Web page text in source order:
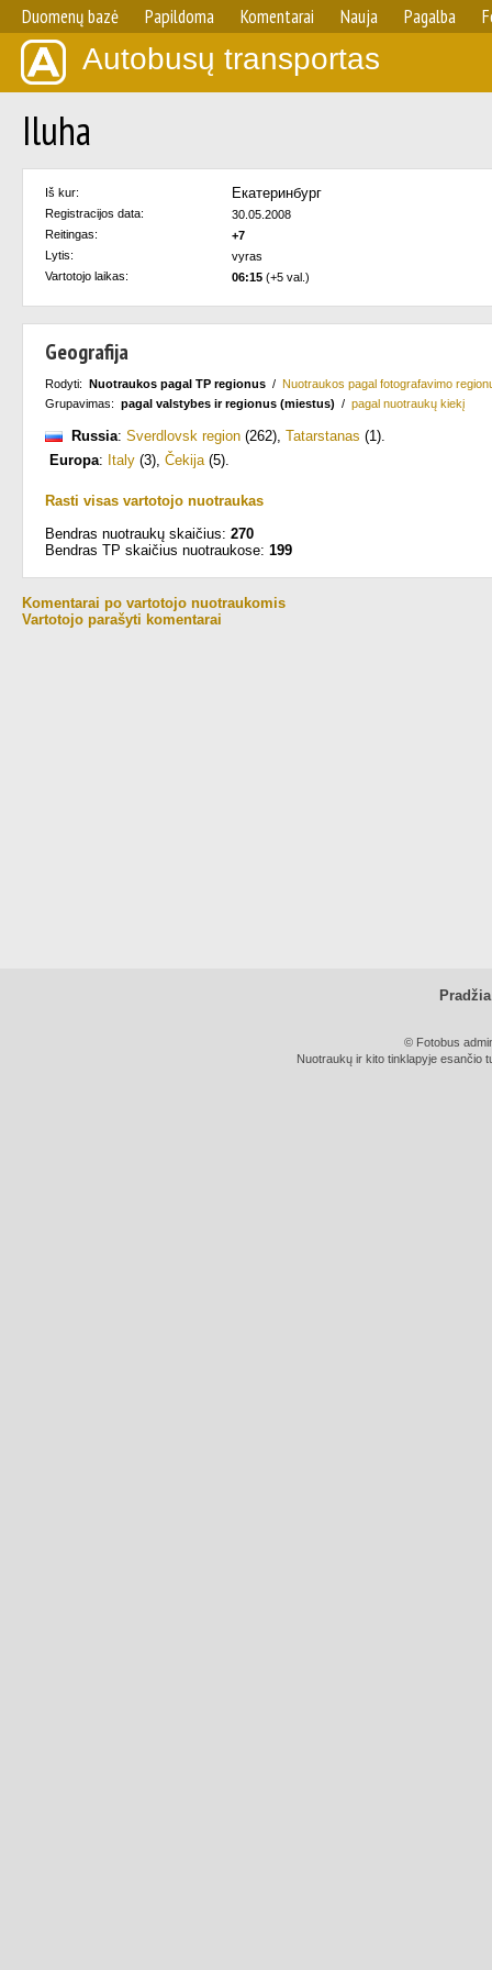
Duomenų bazė Papildoma Komentarai Nauja Pagalba
Autobusų transportas
Iluha
Iš kur: Екатеринбург
Registracijos data:
30.05.2008
Reitingas:
+7
Lytis:
vyras
Vartotojo laikas:
06:15 (+5 val.)
Geografija
Rodyti: Nuotraukos pagal TP regionus / Nuotraukos pagal fotografavimo
Grupavimas: pagal valstybes ir regionus (miestus) / pagal nuotraukų kiekį
Russia: Sverdlovsk region (262), Tatarstanas (1).
Europa: Italy (3), Čekija(5).
Rasti visas vartotojo nuotraukas
Bendras nuotraukų skaičius: 270
Bendras TP skaičius nuotraukose: 199
Komentarai po vartotojo nuotraukomis
Vartotojo parašyti komentarai
Pradžia
© Fotobus
Nuotraukų ir kito tinklapyje esančio